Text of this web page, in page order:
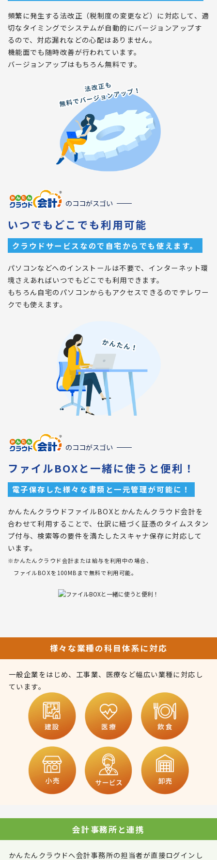
頻繁に発生する法改正（税制度の変更など）に対応して、適
切なタイミングでシステムが自動的にバージョンアップす
るので、対応漏れなどの心配はありません。
機能面でも随時改善が行われています。
バージョンアップはもちろん無料です。
のココがスゴい
いつでもどこでも利用可能
クラウドサービスなので自宅からでも使えます。
パソコンなどへのインストールは不要で、インターネット環
境さえあればいつでもどこでも利用できます。
もちろん自宅のパソコンからもアクセスできるのでテレワー
クでも使えます。
のココがスゴい
ファイルBOXと一緒に使うと便利！
電子保存した様々な書類と一元管理が可能に！
かんたんクラウドファイルBOXとかんたんクラウド会計を
合わせて利用することで、仕訳に紐づく証憑のタイムスタン
プ付与、検索等の要件を満たしたスキャナ保存に対応して
います。
※かんたんクラウド会計または給与を利用中の場合、
ファイルBOXを100MBまで無料で利用可能。
様々な業種の科目体系に対応
一般企業をはじめ、工事業、医療など幅広い業種に対応し
ています。
会計事務所と連携
かんたんクラウドへ会計事務所の担当者が直接ログインし